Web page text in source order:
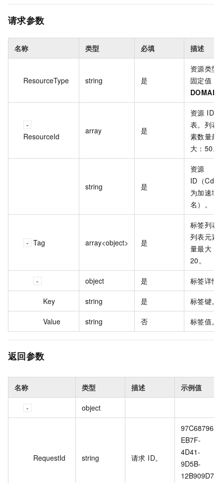
请求参数
名称 类型 必填 描述
ResourceType string 是
资源类型
固定值：
DOMAIN
ResourceId
array 是
资源 ID
表。列表
素数量最
大：50。
string 是
资源
ID（Cdn
为加速域
名）。
Tag array<object> 是
标签列表
列表元素
量最大：
20。
object 是 标签详情
Key string 是 标签键。
Value string 否 标签值。
返回参数
名称 类型 描述 示例值
object
RequestId string 请求 ID。
97C68796-
EB7F-
4D41-
9D5B-
12B909D76